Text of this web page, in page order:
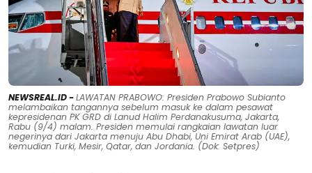
NEWSREAL.ID -LAWATAN PRABOWO: Presiden Prabowo Subianto
melambaikan tangannya sebelum masuk ke dalam pesawat
kepresidenan PK GRD di Lanud Halim Perdanakusuma, Jakarta,
Rabu (9/4) malam. Presiden memulai rangkaian lawatan luar
negerinya dari Jakarta menuju Abu Dhabi, Uni Emirat Arab (UAE),
kemudian Turki, Mesir, Qatar, dan Jordania. (Dok: Setpres)